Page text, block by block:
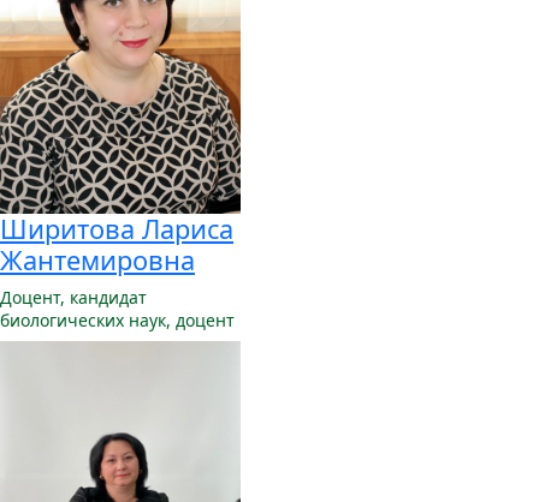
Ширитова Лариса
Жантемировна
Доцент, кандидат
биологических наук, доцент